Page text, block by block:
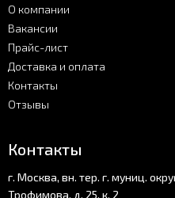
О компании
Вакансии
Прайс-лист
Доставка и оплата
Контакты
Отзывы
Контакты
г. Москва, вн. тер. г. муниц.
Трофимова, д. 25, к. 2